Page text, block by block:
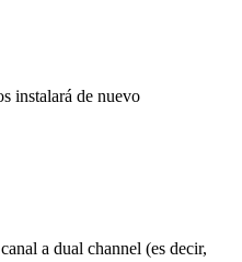
instalará de nuevo
a dual channel (es decir,